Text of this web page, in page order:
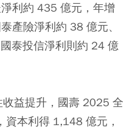
利約 435 億元，年增
產險淨利約 38 億元、
泰投信淨利則約 24 億
益提升，國壽 2025 全
本利得 1,148 億元，